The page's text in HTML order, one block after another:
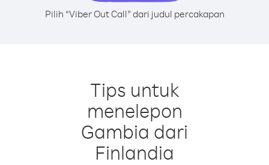
Pilih “Viber Out Call” dari judul percakapan
Tips untuk
menelepon
Gambia dari
Finlandia